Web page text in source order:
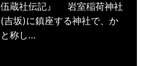
伍蔵社伝記』 岩室稲荷神社
吉坂)に鎮座する神社で、か
称し…